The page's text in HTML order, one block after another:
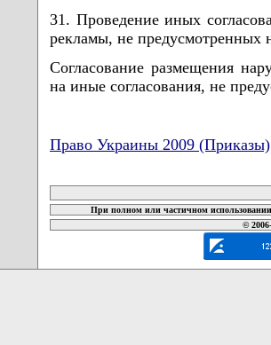
31. Проведение иных
рекламы, не предусмотренных
Согласование размещения
на иные согласования, не
Право Украины 2009 (Приказы)
При полном или частичном
©